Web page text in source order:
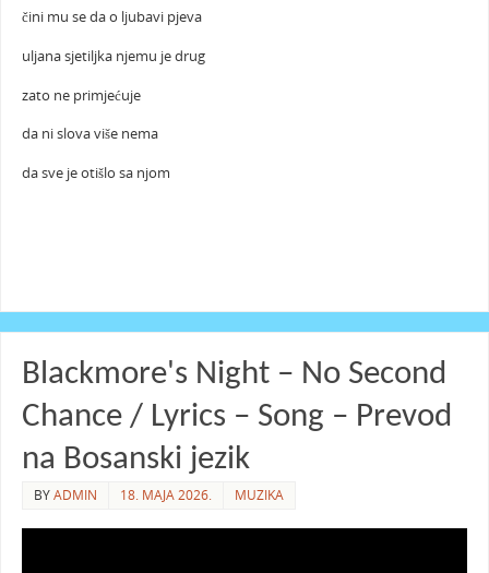
čini mu se da o ljubavi pjeva
uljana sjetiljka njemu je drug
zato ne primjećuje
da ni slova više nema
da sve je otišlo sa njom
Blackmore's Night – No Second
Chance / Lyrics – Song – Prevod
na Bosanski jezik
BYADMIN 18. MAJA 2026. MUZIKA